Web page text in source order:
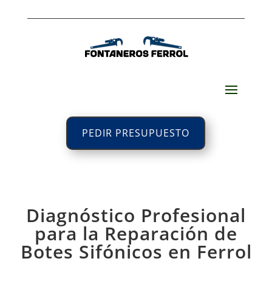
PEDIR PRESUPUESTO
Diagnóstico Profesional
para la Reparación de
Botes Sifónicos en Ferrol